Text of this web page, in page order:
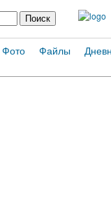
Фото Файлы